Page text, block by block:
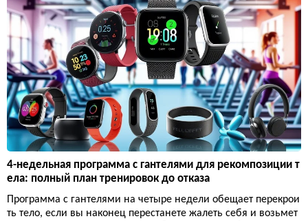
4-недельная программа с гантелями для рекомпозиции т
ела: полный план тренировок до отказа
Программа с гантелями на четыре недели обещает перекрои
ть тело, если вы наконец перестанете жалеть себя и возьмет